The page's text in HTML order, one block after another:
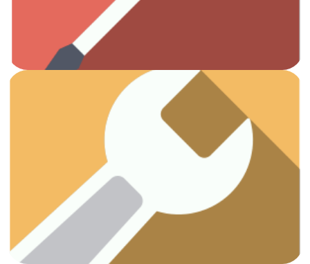
Otros
Fontanería
¡Vamos a arreglar esas fugas!
Ver artículos